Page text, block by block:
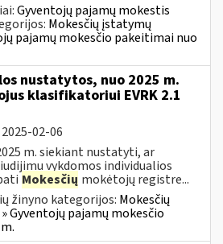
Gyventojų pajamų mokestis
Mokesčių įstatymų
pajamų mokesčio pakeitimai nuo
nustatytos, nuo 2025 m.
klasifikatoriui EVRK 2.1
2025-02-06
m. siekiant nustatyti, ar
vykdomos individualios
Mokesčių mokėtojų registre...
žinyno kategorijos: Mokesčių
Gyventojų pajamų mokesčio